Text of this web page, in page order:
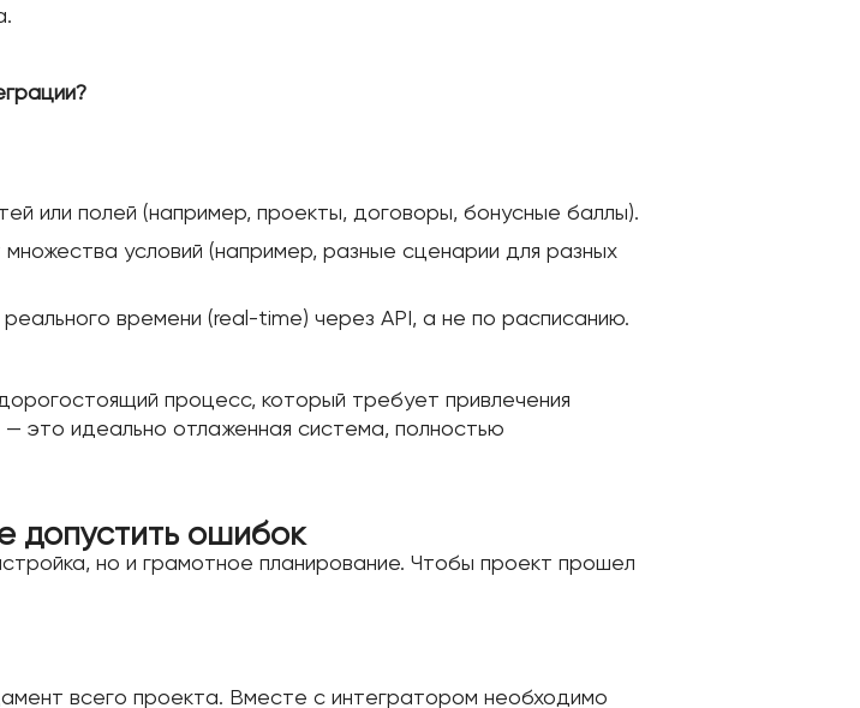
или полей (например, проекты, договоры, бонусные баллы).
условий (например, разные сценарии для разных
времени (real-time) через API, а не по расписанию.
процесс, который требует привлечения
это идеально отлаженная система, полностью
допустить ошибок
но и грамотное планирование. Чтобы проект прошел
всего проекта. Вместе с интегратором необходимо